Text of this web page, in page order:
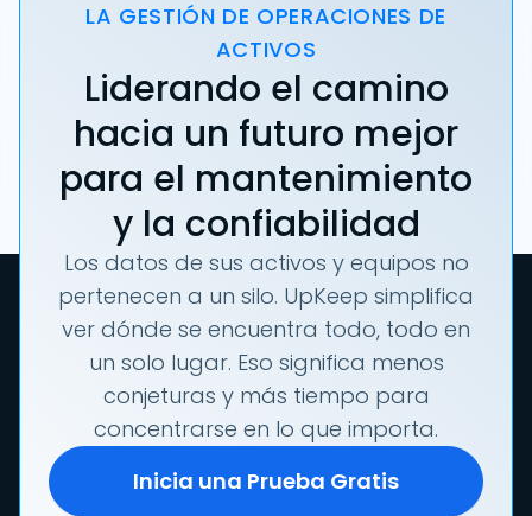
LA GESTIÓN DE OPERACIONES DE
ACTIVOS
Liderando el camino
hacia un futuro mejor
para el mantenimiento
y la confiabilidad
Los datos de sus activos y equipos no
pertenecen a un silo. UpKeep simplifica
ver dónde se encuentra todo, todo en
un solo lugar. Eso significa menos
conjeturas y más tiempo para
concentrarse en lo que importa.
Inicia una Prueba Gratis